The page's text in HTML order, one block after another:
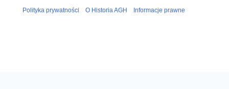
Polityka prywatności O Historia AGH Informacje prawne